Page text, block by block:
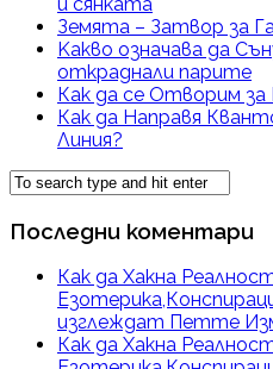
Земята – Затвор за
Kакво означава да
откраднали парите
Как да се Отворим за
Как да Направя
Линия?
Последни коментари
Как да Хакна
изглеждат Петте
Как да Хакна